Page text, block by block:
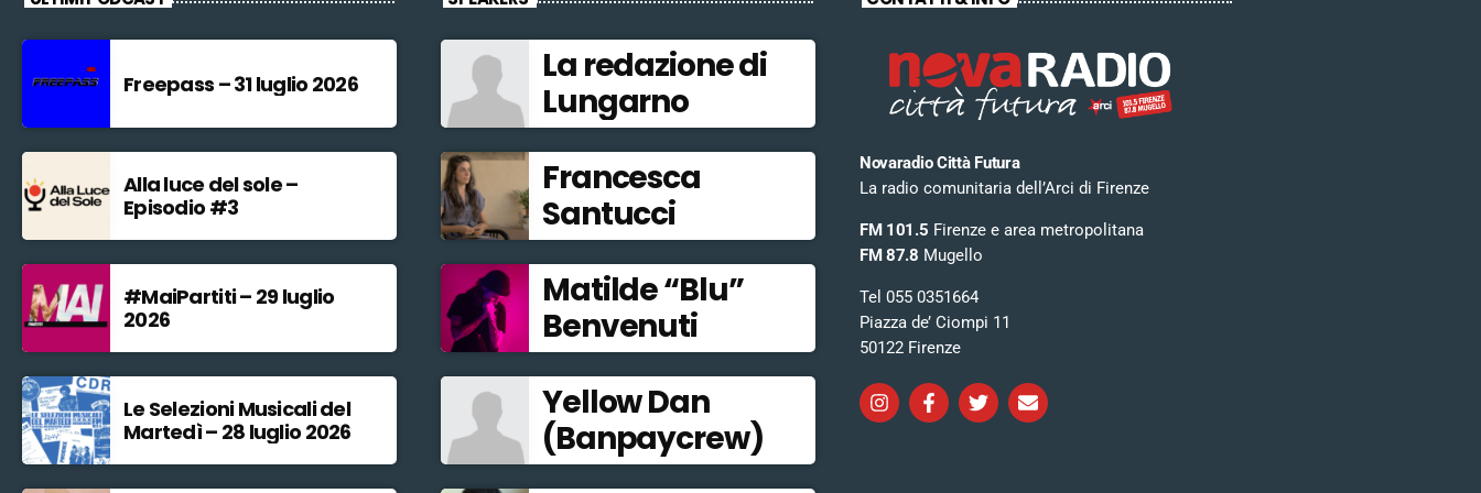
Freepass – 31 luglio 2026
Alla luce del sole –
Episodio #3
#MaiPartiti – 29 luglio
2026
Le Selezioni Musicali del
Martedì – 28 luglio 2026
La redazione di
Lungarno
Francesca
Santucci
Matilde “Blu”
Benvenuti
Yellow Dan
(Banpaycrew)
Novaradio Città Futura
La radio comunitaria dell’Arci di Firenze
FM 101.5 Firenze e area metropolitana
FM 87.8 Mugello
Tel 055 0351664
Piazza de’ Ciompi 11
50122 Firenze